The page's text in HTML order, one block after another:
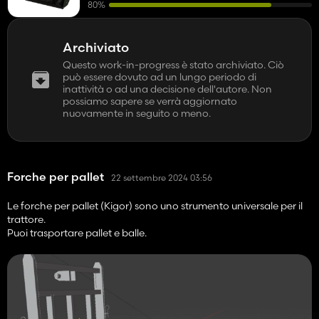
Archiviato
Questo work-in-progress è stato archiviato. Ciò
può essere dovuto ad un lungo periodo di
inattività o ad una decisione dell'autore. Non
possiamo sapere se verrà aggiornato
nuovamente in seguito o meno.
Forche per pallet 22 settembre 2024 03:56
Le forche per pallet (Kigor) sono uno strumento universale per il
trattore.
Puoi trasportare pallet e balle.
80%